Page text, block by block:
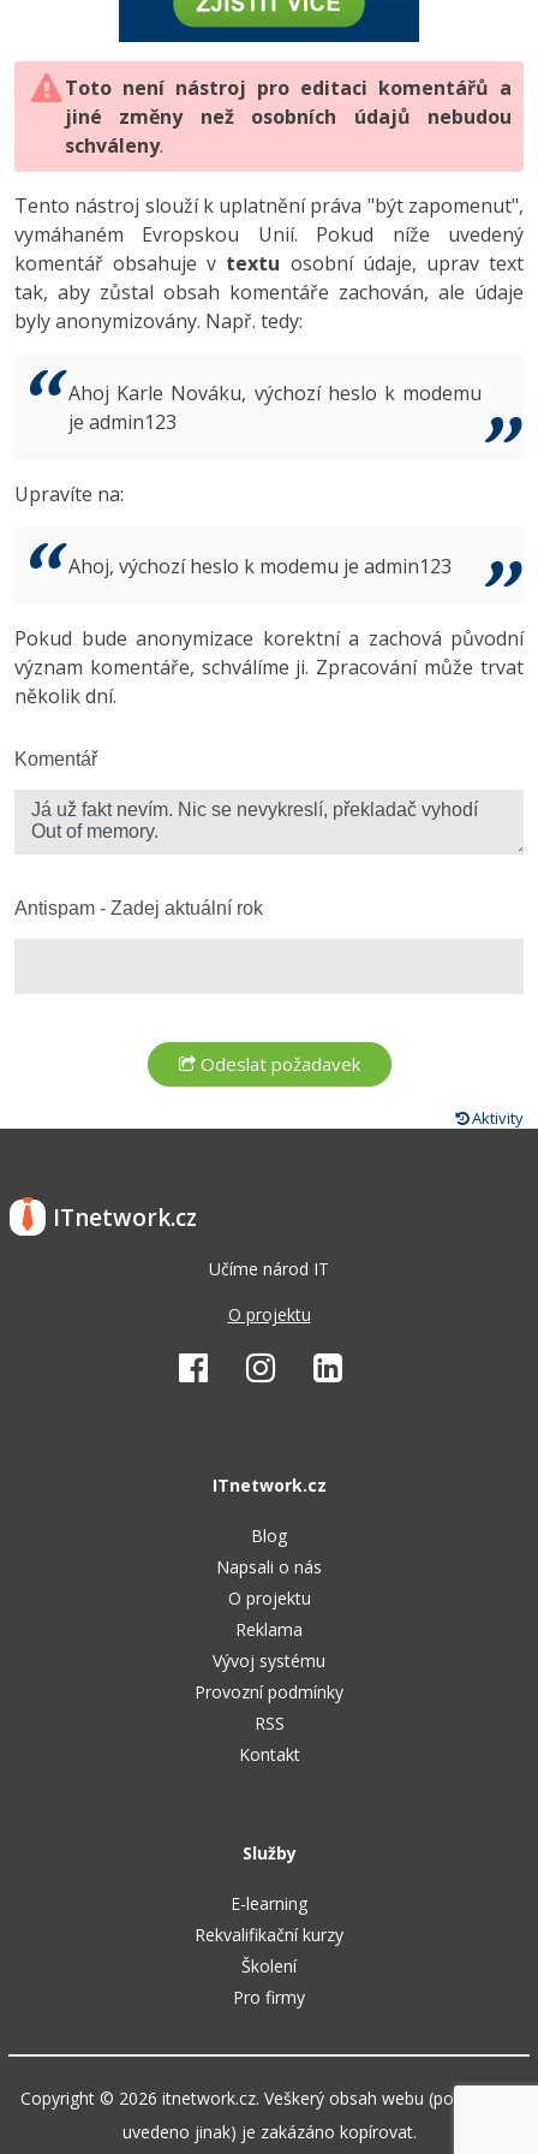
HTML5, CSS3, Bootstrap, SEO
SQL a databáze
Testování a verzování
UML a návrhové vzory
React
Spring
ASP.NET MVC
Best practices
PHP
JavaScript
Python
HTML / CSS
UML a návrhové vzory
MySQL/MariaDB
MS-SQL
Vývojář mobilních aplikací
C# Game developer
Tester
Systémový administrátor
3D grafik
Copywriter
WordPress specialista
-80%
JavaScript -80%
PHP -80%
Swift -80%
Kotlin -80%
VB.NET
Algoritmy -41%
Umělá inteligence (AI) -10%
Fórum
Digitální gramotnost
Marketing
WordPress
SEO
UX
Business
Copywriting
Windows
Kybernetická bezpečnost
Photoshop -80%
Adobe Illustrator -80%
Adobe Lightroom
Adobe XD
Adobe InDesign -25%
Adobe After Effects
Inkscape
Fórum
Toto není nástroj pro editaci komentářů a
jiné změny než osobních údajů nebudou
schváleny.
Tento nástroj slouží k uplatnění práva "být zapomenut",
vymáhaném Evropskou Unií. Pokud níže uvedený
komentář obsahuje v textu osobní údaje, uprav text
tak, aby zůstal obsah komentáře zachován, ale údaje
byly anonymizovány. Např. tedy:
Ahoj Karle Nováku, výchozí heslo k modemu
je admin123
Upravíte na:
Ahoj, výchozí heslo k modemu je admin123
Pokud bude anonymizace korektní a zachová původní
význam komentáře, schválíme ji. Zpracování může trvat
několik dní.
Komentář
Antispam - Zadej aktuální rok
Aktivity
ITnetwork.cz
Učíme národ IT
O projektu
ITnetwork.cz
Blog
Napsali o nás
O projektu
Reklama
Vývoj systému
Provozní podmínky
RSS
Kontakt
Služby
E-learning
Rekvalifikační kurzy
Školení
Pro firmy
Copyright © 2026 itnetwork.cz. Veškerý obsah webu (pokud není
uvedeno jinak) je zakázáno kopírovat.